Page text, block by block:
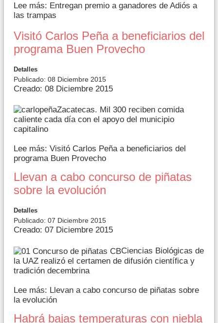
Lee más: Entregan premio a ganadores de Adiós a
las trampas
Visitó Carlos Peña a beneficiarios del
programa Buen Provecho
Detalles
Publicado: 08 Diciembre 2015
Creado: 08 Diciembre 2015
Zacatecas. Mil 300 reciben comida
caliente cada día con el apoyo del municipio
capitalino
Lee más: Visitó Carlos Peña a beneficiarios del
programa Buen Provecho
Llevan a cabo concurso de piñatas
sobre la evolución
Detalles
Publicado: 07 Diciembre 2015
Creado: 07 Diciembre 2015
Ciencias Biológicas de
la UAZ realizó el certamen de difusión científica y
tradición decembrina
Lee más: Llevan a cabo concurso de piñatas sobre
la evolución
Habrá bajas temperaturas con niebla